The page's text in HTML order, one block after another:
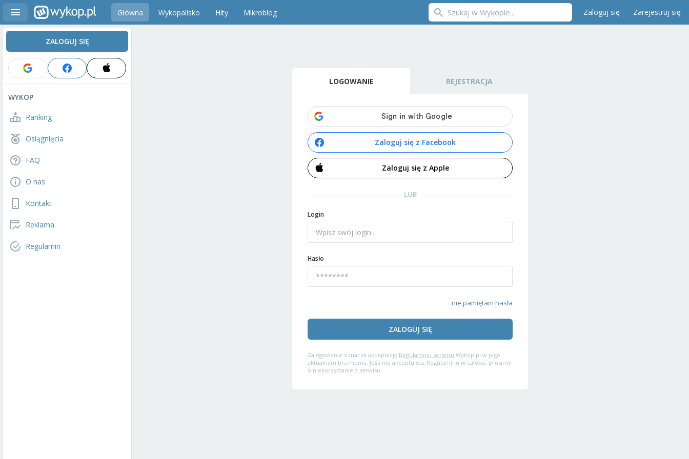
Główna Wykopalisko Hity Mikroblog Zaloguj się Zarejestruj się
ZALOGUJ SIĘ
WYKOP
Ranking
Osiągnięcia
FAQ
O nas
Kontakt
Reklama
Regulamin
LOGOWANIE REJESTRACJA
Zaloguj się z Facebook
Zaloguj się z Apple
LUB
Login
Hasło
nie pamiętam hasła
ZALOGUJ SIĘ
Zalogowanie oznacza akceptację Regulaminu serwisu Wykop.pl w jego
aktualnym brzmieniu. Jeśli nie akceptujesz Regulaminu w całości, prosimy
o niekorzystanie z serwisu.